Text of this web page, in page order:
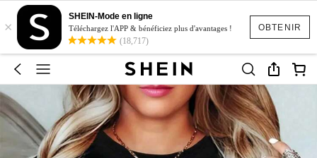
OBTENIR
×
SHEIN-Mode en ligne
Téléchargez l'APP & bénéficiez plus d'avantages !
(18,717)